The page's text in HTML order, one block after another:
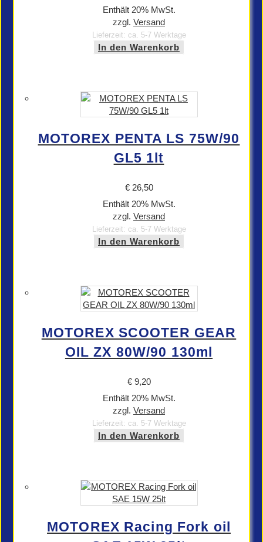
Enthält 20% MwSt.
zzgl. Versand
Lieferzeit: ca. 5-7 Werktage
In den Warenkorb
MOTOREX PENTA LS 75W/90
GL5 1lt
€26,50
Enthält 20% MwSt.
zzgl. Versand
Lieferzeit: ca. 5-7 Werktage
In den Warenkorb
MOTOREX SCOOTER GEAR
OIL ZX 80W/90 130ml
€9,20
Enthält 20% MwSt.
zzgl. Versand
Lieferzeit: ca. 5-7 Werktage
In den Warenkorb
MOTOREX Racing Fork oil